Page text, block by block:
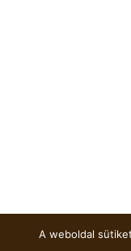
A weboldal